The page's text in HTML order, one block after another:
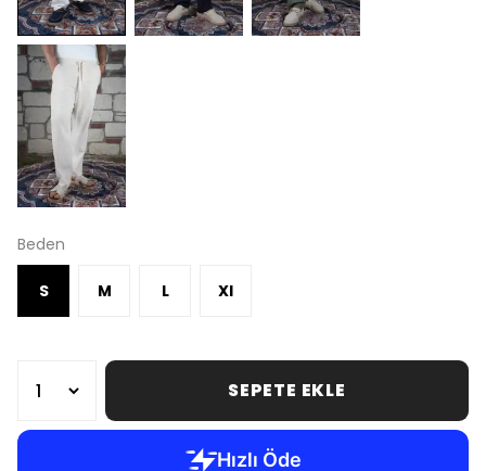
Beden
S M L Xl
SEPETE EKLE